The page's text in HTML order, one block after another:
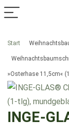
Start
»Osterhase 11,5cm«
INGE-